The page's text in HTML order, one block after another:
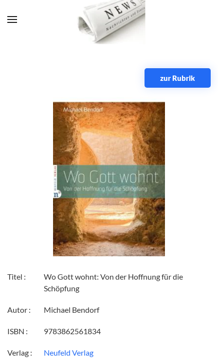
Zum Hauptinhalt springen
zur Rubrik
Titel :
Wo Gott wohnt: Von der Hoffnung für die
Schöpfung
Autor : Michael Bendorf
ISBN : 9783862561834
Verlag : Neufeld Verlag